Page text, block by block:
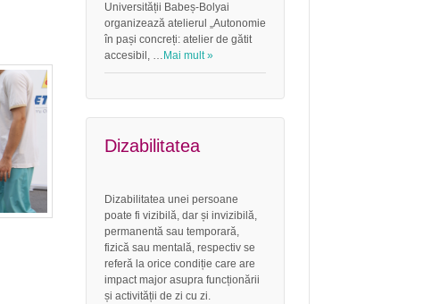
Universității Babeș-Bolyai
organizează atelierul „Autonomie
în pași concreți: atelier de gătit
accesibil, … Mai mult »
Dizabilitatea
Dizabilitatea unei persoane
poate fi vizibilă, dar și invizibilă,
permanentă sau temporară,
fizică sau mentală, respectiv se
referă la orice condiție care are
impact major asupra funcționării
și activității de zi cu zi.